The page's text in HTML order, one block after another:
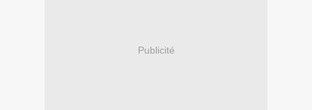
Publicité